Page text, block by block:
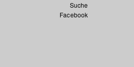
Suche
Facebook